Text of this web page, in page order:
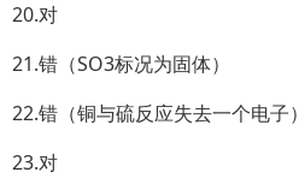
20.对
21.错（SO3标况为固体）
22.错（铜与硫反应失去一个电子）
23.对